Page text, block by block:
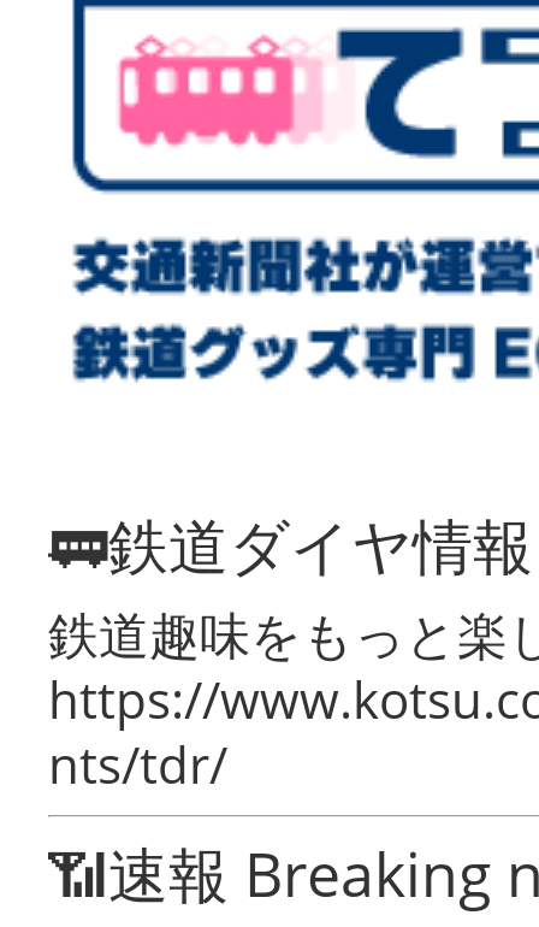
🚃鉄道ダイヤ情
鉄道趣味をもっと楽
https://
nts/tdr/
📶速報 Breaking